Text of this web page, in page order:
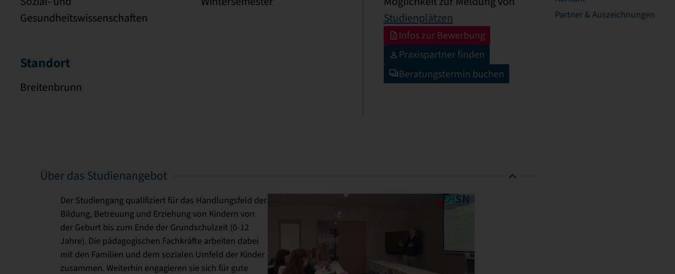
Gesundheitswissenschaften
Standort
Breitenbrunn
Studienplätzen
Infos zur Bewerbung
Praxispartner finden
Beratungstermin buchen
Über das Studienangebot
Der Studiengang qualifiziert für das Handlungsfeld der
Bildung, Betreuung und Erziehung von Kindern von
der Geburt bis zum Ende der Grundschulzeit (0-12
Jahre). Die pädagogischen Fachkräfte arbeiten dabei
mit den Familien und dem sozialen Umfeld der Kinder
zusammen. Weiterhin engagieren sie sich für gute
Partner & Auszeichnungen